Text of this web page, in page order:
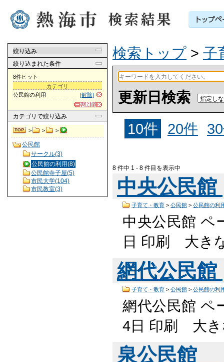
絞り込み
絞り込まれた条件
8件ヒット
カテゴリ
[解除]
公民館の利用
カテゴリ で絞り込み
> > >
公民館
サークル(3)
公民館の利用(8)
公民館寺子屋(5)
市民大学(104)
市民教室(3)
検索トップ > 子
更新日検索
10件
20件
8 件中 1 - 8 件目を表示中
中央公民館
子育て・教育> 公民館> 公民館の利
中央公民館
日 印刷 大き
網代公民館
子育て・教育> 公民館> 公民館の利
網代公民館
4日 印刷 大き
泉公民館